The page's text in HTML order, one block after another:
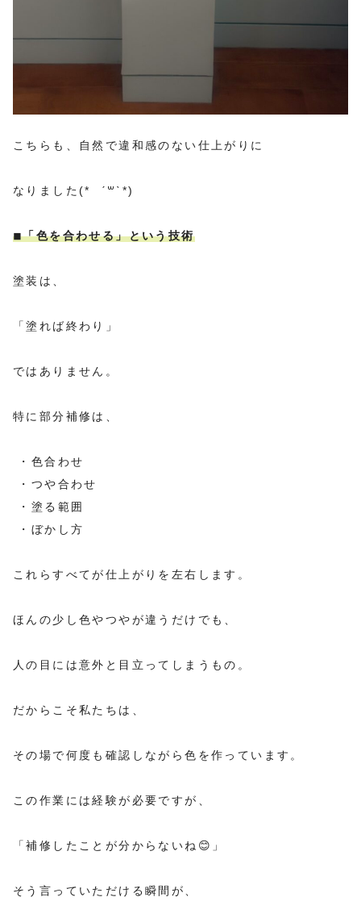
こちらも、自然で違和感のない仕上がりに
なりました(* ˊ꒳ˋ*)
◾︎「色を合わせる」という技術
塗装は、
「塗れば終わり」
ではありません。
特に部分補修は、
・色合わせ
・つや合わせ
・塗る範囲
・ぼかし方
これらすべてが仕上がりを左右します。
ほんの少し色やつやが違うだけでも、
人の目には意外と目立ってしまうもの。
だからこそ私たちは、
その場で何度も確認しながら色を作っています。
この作業には経験が必要ですが、
「補修したことが分からないね😊」
そう言っていただける瞬間が、